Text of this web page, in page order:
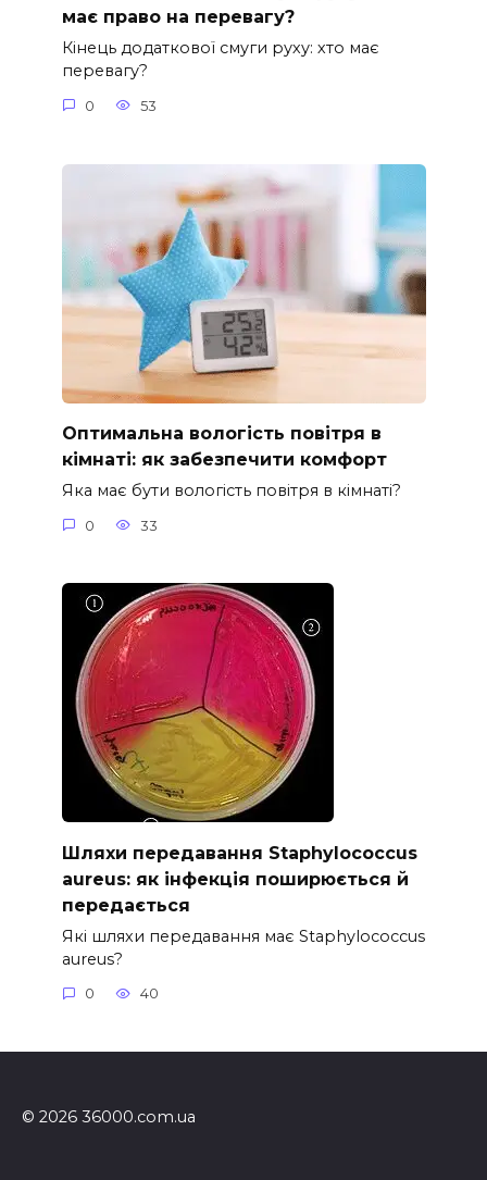
має право на перевагу?
Кінець додаткової смуги руху: хто має
перевагу?
0 53
Оптимальна вологість повітря в
кімнаті: як забезпечити комфорт
Яка має бути вологість повітря в кімнаті?
0 33
Шляхи передавання Staphylococcus
aureus: як інфекція поширюється й
передається
Які шляхи передавання має Staphylococcus
aureus?
0 40
© 2026 36000.com.ua